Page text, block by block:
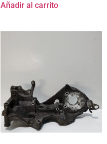
Añadir al carrito